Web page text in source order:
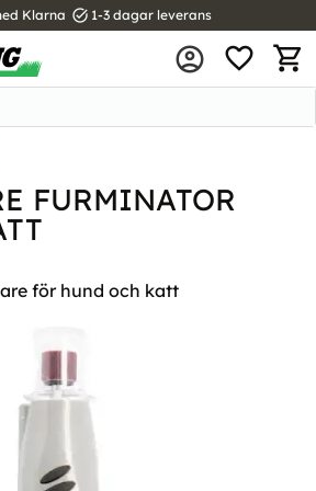
Klarna task_alt 1-3 dagar leverans
FURMINATOR
för hund och katt